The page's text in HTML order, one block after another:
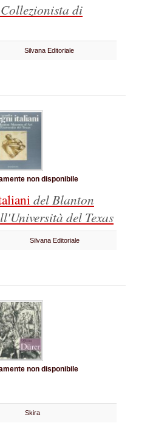
Collezionista di
Silvana Editoriale
non disponibile
del Blanton
del Texas
Silvana Editoriale
non disponibile
Skira